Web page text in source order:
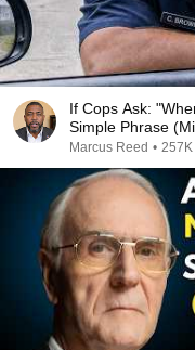
If Cops Ask:
Simple Phrase
Marcus Reed •